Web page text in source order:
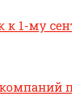
1-му